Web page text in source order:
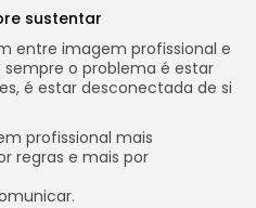
sustentar
entre imagem profissional e
o problema é estar
é estar desconectada de si
profissional mais
regras e mais por